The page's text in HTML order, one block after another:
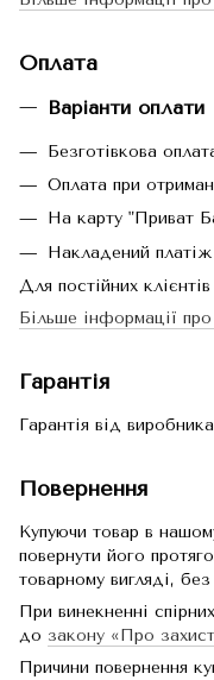
Оплата
Варіанти оплати
Безготівкова
Оплата при
На карту "Приват
Накладений платіж
Для постійних
Більше інформації
Гарантія
Гарантія від виробника
Повернення
Купуючи товар в
повернути його
товарному вигляді, без
При винекненні
до закону «Про
Причини повернення